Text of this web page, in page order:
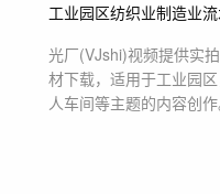
工业园区纺织业制造业
光厂(VJshi)视频提供实
材下载，适用于工业园
人车间等主题的内容创作